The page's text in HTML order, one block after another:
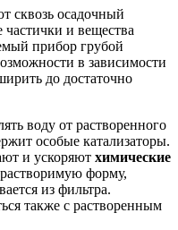
сквозь осадочный
и вещества
прибор грубой
в зависимости
до достаточно
воду от растворенного
особые катализаторы.
и ускоряют химические
форму,
из фильтра.
также с растворенным